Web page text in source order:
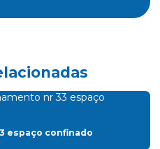
espaço confinado